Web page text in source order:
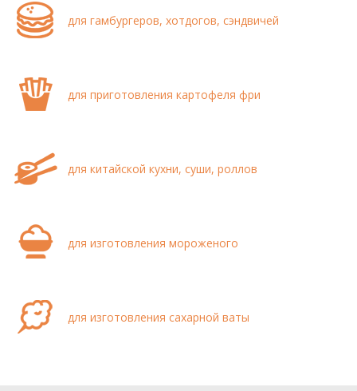
для гамбургеров, хотдогов, сэндвичей
для приготовления картофеля фри
для китайской кухни, суши, роллов
для изготовления мороженого
для изготовления сахарной ваты